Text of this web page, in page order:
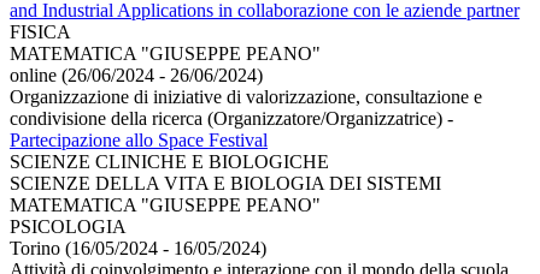
and Industrial Applications in collaborazione con le aziende partner
FISICA
MATEMATICA "GIUSEPPE PEANO"
online (26/06/2024 - 26/06/2024)
Organizzazione di iniziative di valorizzazione, consultazione e
condivisione della ricerca (Organizzatore/Organizzatrice) -
Partecipazione allo Space Festival
SCIENZE CLINICHE E BIOLOGICHE
SCIENZE DELLA VITA E BIOLOGIA DEI SISTEMI
MATEMATICA "GIUSEPPE PEANO"
PSICOLOGIA
Torino (16/05/2024 - 16/05/2024)